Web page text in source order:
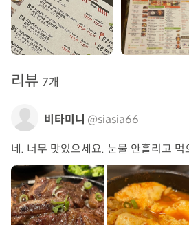
리뷰 7개
비타미니 @siasia66
네. 너무 맛있으세요. 눈물 안흘리고 먹